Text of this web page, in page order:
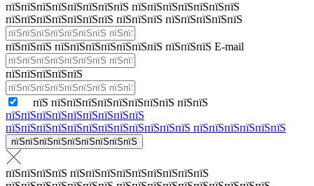
пїЅпїЅпїЅпїЅпїЅпїЅпїЅпїЅ пїЅпїЅпїЅпїЅпїЅпїЅпїЅ
пїЅпїЅпїЅпїЅпїЅпїЅпїЅ пїЅпїЅпїЅ пїЅпїЅпїЅпїЅпїЅ
пїЅпїЅпїЅ пїЅпїЅпїЅпїЅпїЅпїЅпїЅ пїЅпїЅпїЅ E-mail
пїЅпїЅпїЅпїЅпїЅ
пїЅ пїЅпїЅпїЅпїЅпїЅпїЅпїЅпїЅ пїЅпїЅ
пїЅпїЅпїЅпїЅпїЅпїЅпїЅпїЅпїЅ
пїЅпїЅпїЅпїЅпїЅпїЅпїЅпїЅпїЅпїЅпїЅпїЅ пїЅпїЅпїЅпїЅпїЅпїЅ
пїЅпїЅпїЅпїЅпїЅпїЅпїЅпїЅпїЅ
пїЅпїЅпїЅпїЅ пїЅпїЅпїЅпїЅпїЅпїЅпїЅпїЅпїЅ